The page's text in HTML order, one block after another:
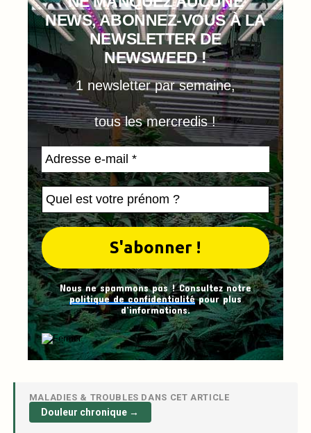
NEWS, ABONNEZ-VOUS À LA
NEWSLETTER DE
NEWSWEED !
1 newsletter par semaine,
tous les mercredis !
Nous ne spammons pas ! Consultez notre
politique de confidentialitépour plus
d’informations.
MALADIES & TROUBLES DANS CET ARTICLE
Douleur chronique →